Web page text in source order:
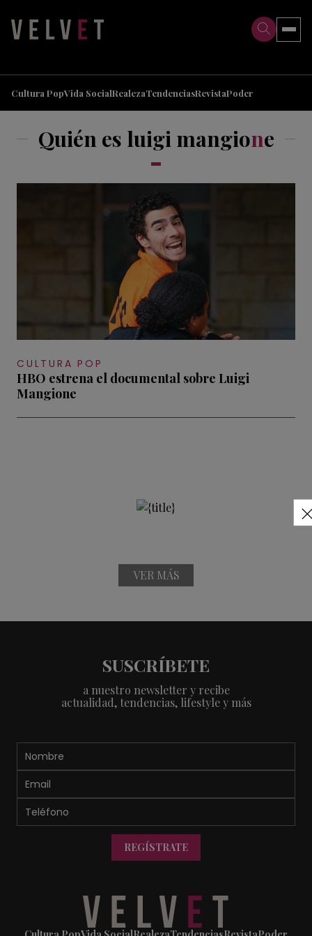
Cultura PopVida SocialRealezaTendenciasRevistaPoder
Quién es luigi mangione
CULTURA POP
HBO estrena el documental sobre Luigi
Mangione
VER MÁS
SUSCRÍBETE
a nuestro newsletter y recibe
actualidad, tendencias, lifestyle y más
REGÍSTRATE